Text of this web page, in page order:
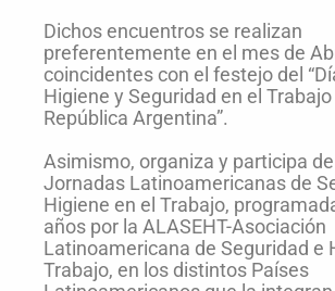
Dichos encuentros se realizan
preferentemente en el mes de
coincidentes con el festejo del
Higiene y Seguridad en el Trabajo
República Argentina”.
Asimismo, organiza y participa
Jornadas Latinoamericanas de
Higiene en el Trabajo,
años por la ALASEHT-Asociación
Latinoamericana de Seguridad e
Trabajo, en los distintos Países